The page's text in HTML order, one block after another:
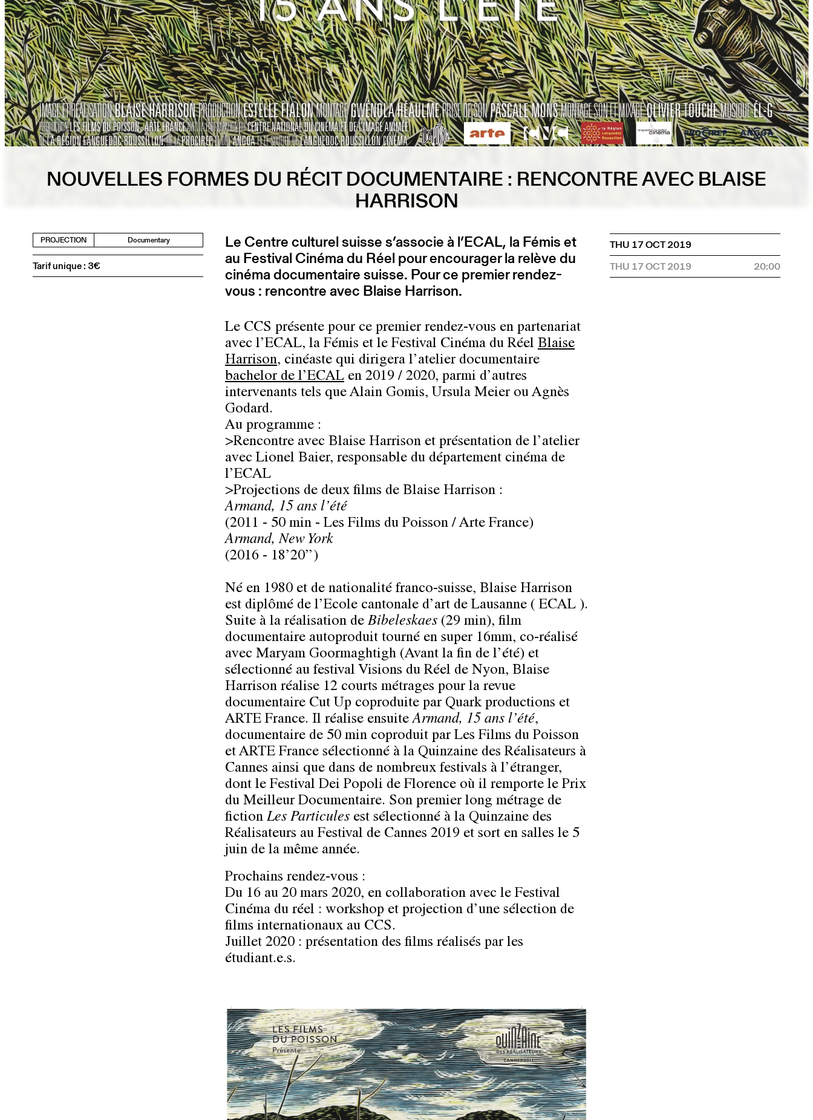
NOUVELLES FORMES DU RÉCIT DOCUMENTAIRE : RENCONTRE AVEC BLAISE
HARRISON
PROJECTION Documentary
Tarif unique : 3€
Le Centre culturel suisse s’associe à l’ECAL, la Fémis et
au Festival Cinéma du Réel pour encourager la relève du
cinéma documentaire suisse. Pour ce premier rendez-
vous : rencontre avec Blaise Harrison.
Le CCS présente pour ce premier rendez-vous en partenariat
avec l’ECAL, la Fémis et le Festival Cinéma du Réel Blaise
Harrison, cinéaste qui dirigera l’atelier documentaire
bachelor de l’ECAL en 2019 / 2020, parmi d’autres
intervenants tels que Alain Gomis, Ursula Meier ou Agnès
Godard.
Au programme :
>Rencontre avec Blaise Harrison et présentation de l’atelier
avec Lionel Baier, responsable du département cinéma de
l’ECAL
>Projections de deux films de Blaise Harrison :
Armand, 15 ans l’été
(2011 - 50 min - Les Films du Poisson / Arte France)
Armand, New York
(2016 - 18’20’’)
Né en 1980 et de nationalité franco-suisse, Blaise Harrison
est diplômé de l’Ecole cantonale d’art de Lausanne ( ECAL ).
Suite à la réalisation de Bibeleskaes (29 min), film
documentaire autoproduit tourné en super 16mm, co-réalisé
avec Maryam Goormaghtigh (Avant la fin de l’été) et
sélectionné au festival Visions du Réel de Nyon, Blaise
Harrison réalise 12 courts métrages pour la revue
documentaire Cut Up coproduite par Quark productions et
ARTE France. Il réalise ensuiteArmand, 15 ans l’été,
documentaire de 50 min coproduit par Les Films du Poisson
et ARTE France sélectionné à la Quinzaine des Réalisateurs à
Cannes ainsi que dans de nombreux festivals à l’étranger,
dont le Festival Dei Popoli de Florence où il remporte le Prix
du Meilleur Documentaire. Son premier long métrage de
fiction Les Particules est sélectionné à la Quinzaine des
Réalisateurs au Festival de Cannes 2019 et sort en salles le 5
juin de la même année.
Prochains rendez-vous :
Du 16 au 20 mars 2020, en collaboration avec le Festival
Cinéma du réel : workshop et projection d’une sélection de
films internationaux au CCS.
Juillet 2020 : présentation des films réalisés par les
étudiant.e.s.
THU 17 OCT 2019
THU 17 OCT 2019
20:00